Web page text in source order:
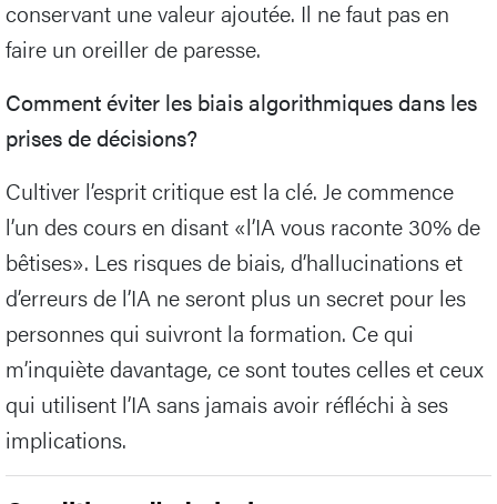
conservant une valeur ajoutée. Il ne faut pas en
faire un oreiller de paresse.
Comment éviter les biais algorithmiques dans les
prises de décisions?
Cultiver l’esprit critique est la clé. Je commence
l’un des cours en disant «l’IA vous raconte 30% de
bêtises». Les risques de biais, d’hallucinations et
d’erreurs de l’IA ne seront plus un secret pour les
personnes qui suivront la formation. Ce qui
m’inquiète davantage, ce sont toutes celles et ceux
qui utilisent l’IA sans jamais avoir réfléchi à ses
implications.